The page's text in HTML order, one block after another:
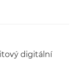
digitální